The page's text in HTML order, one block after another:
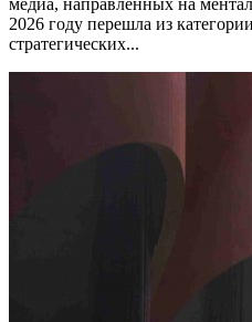
медиа, направленных на
2026 году перешла из
стратегических...